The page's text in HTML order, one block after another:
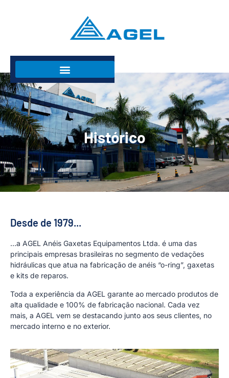
Histórico
Desde de 1979...
…a AGEL Anéis Gaxetas Equipamentos Ltda. é uma das
principais empresas brasileiras no segmento de vedações
hidráulicas que atua na fabricação de anéis “o-ring”, gaxetas
e kits de reparos.
Toda a experiência da AGEL garante ao mercado produtos de
alta qualidade e 100% de fabricação nacional. Cada vez
mais, a AGEL vem se destacando junto aos seus clientes, no
mercado interno e no exterior.